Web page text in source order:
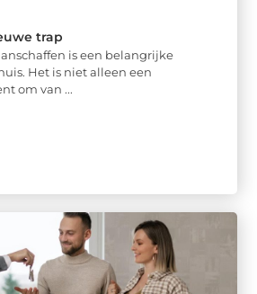
trap
is een belangrijke
Het is niet alleen een
om van ...